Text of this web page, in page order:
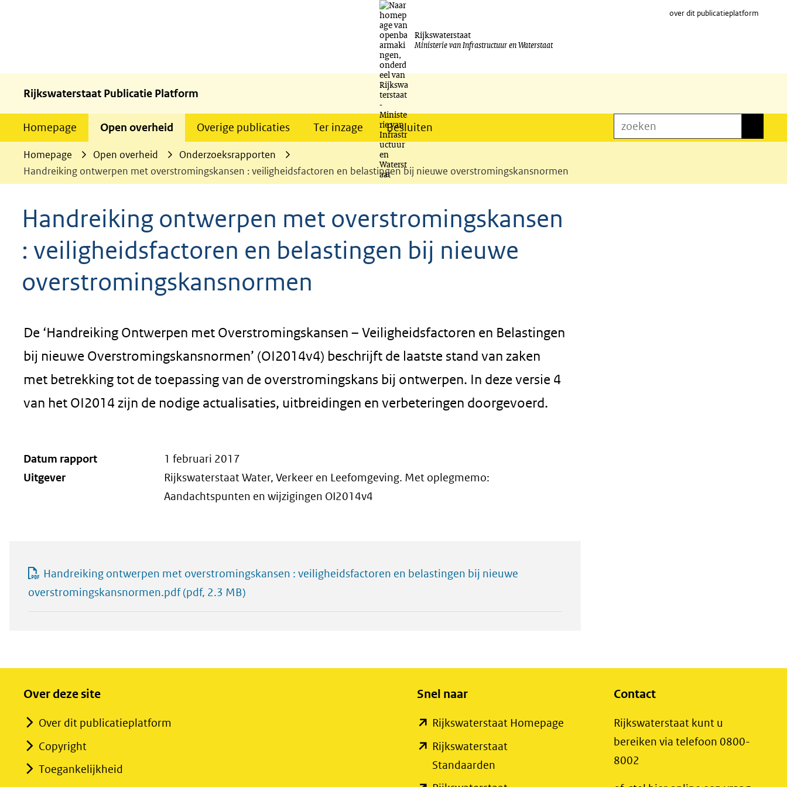
Ga
naar
inhoud
Rijkswaterstaat
Ministerie van Infrastructuur en Waterstaat
over dit publicatieplatform
Rijkswaterstaat Publicatie Platform
Homepage Open overheid Overige publicaties Ter inzage Besluiten zoeken
Homepage Open overheid
Onderzoeksrapporten
Handreiking ontwerpen met overstromingskansen : veiligheidsfactoren en belastingen bij nieuwe overstromingskansnormen
Handreiking ontwerpen met overstromingskansen
: veiligheidsfactoren en belastingen bij nieuwe
overstromingskansnormen
De ‘Handreiking Ontwerpen met Overstromingskansen – Veiligheidsfactoren en Belastingen
bij nieuwe Overstromingskansnormen’ (OI2014v4) beschrijft de laatste stand van zaken
met betrekking tot de toepassing van de overstromingskans bij ontwerpen. In deze versie 4
van het OI2014 zijn de nodige actualisaties, uitbreidingen en verbeteringen doorgevoerd.
Datum rapport
1 februari 2017
Uitgever
Rijkswaterstaat Water, Verkeer en Leefomgeving. Met oplegmemo:
Aandachtspunten en wijzigingen OI2014v4
Handreiking ontwerpen met overstromingskansen : veiligheidsfactoren en belastingen bij nieuwe
overstromingskansnormen.pdf(pdf, 2.3 MB)
Over deze site
Over dit publicatieplatform
Copyright
Toegankelijkheid
Snel naar
Rijkswaterstaat Homepage
Rijkswaterstaat
Standaarden
in
Contact
Rijkswaterstaat kunt u
bereiken via telefoon 0800-
8002